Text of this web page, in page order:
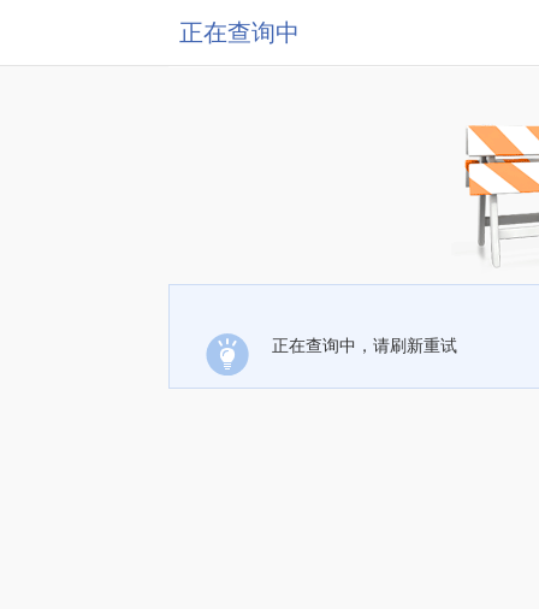
正在查询中
正在查询中，请刷新重试